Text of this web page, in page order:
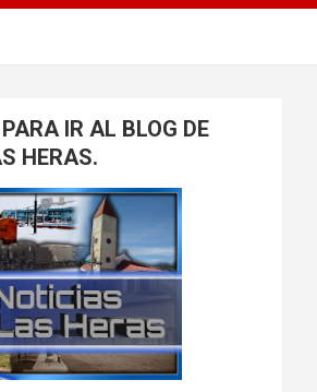
IR AL BLOG DE
HERAS.